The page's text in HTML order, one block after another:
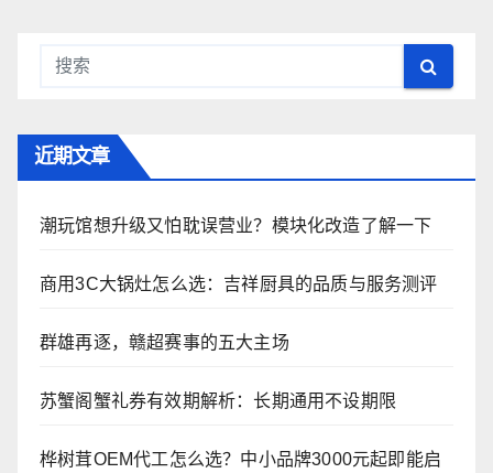
近期文章
潮玩馆想升级又怕耽误营业？模块化改造了解一下
商用3C大锅灶怎么选：吉祥厨具的品质与服务测评
群雄再逐，赣超赛事的五大主场
苏蟹阁蟹礼券有效期解析：长期通用不设期限
桦树茸OEM代工怎么选？中小品牌3000元起即能启